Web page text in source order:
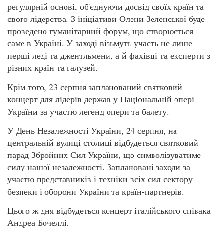
регулярній основі, об'єднуючи досвід своїх країн та
свого лідерства. З ініціативи Олени Зеленської буде
проведено гуманітарний форум, що створюється
саме в Україні. У заході візьмуть участь не лише
перші леді та джентльмени, а й фахівці та експерти з
різних країн та галузей.
Крім того, 23 серпня запланований святковий
концерт для лідерів держав у Національній опері
України за участю легенд опери та балету.
У День Незалежності України, 24 серпня, на
центральній вулиці столиці відбудеться святковий
парад Збройних Сил України, що символізуватиме
силу нашої незалежності. Заплановані заходи за
участю представників і техніки всіх сил сектору
безпеки і оборони України та країн-партнерів.
Цього ж дня відбудеться концерт італійського співака
Андреа Бочеллі.